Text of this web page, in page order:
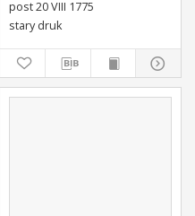
Pułtuskiego [...] Do Oboyga
Stanu Tak Duchownego,
Swoiey Roku Panskiego
1775 [...] Wydany.
post 20 VIII 1775
stary druk